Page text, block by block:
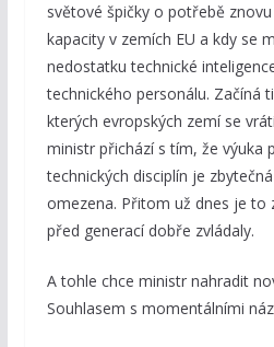
světové špičky o potřebě
kapacity v zemích EU a kdy se
nedostatku technické
technického personálu. Začíná
kterých evropských zemí se
ministr přichází s tím, že výuka
technických disciplín je
omezena. Přitom už dnes je to
před generací dobře zvládaly.
A tohle chce ministr nahradit
Souhlasem s momentálními